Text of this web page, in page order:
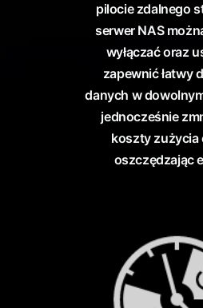
pilocie zdalnego
serwer NAS
wyłączać oraz
zapewnić łatwy
danych w
jednocześnie
koszty zużycia
oszczędzając